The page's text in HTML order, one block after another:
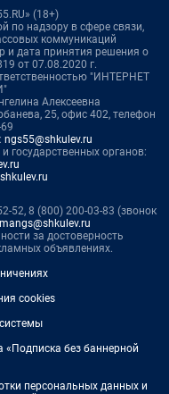
(18+)
по надзору в сфере связи,
коммуникаций
и дата принятия решения о
от 07.08.2020 г.
"ИНТЕРНЕТ
Алексеевна
25, офис 402, телефон
ngs55@shkulev.ru
государственных органов:
52, 8 (800) 200-03-83 (звонок
за достоверность
объявлениях.
cookies
«Подписка без баннерной
персональных данных и